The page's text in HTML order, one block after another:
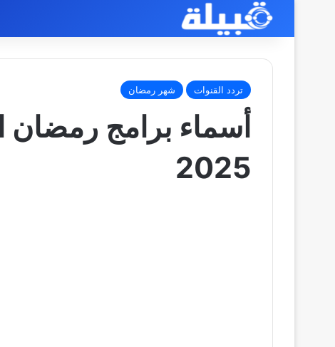
تردد القنوات شهر رمضان
أسماء برامج رمضان
2025